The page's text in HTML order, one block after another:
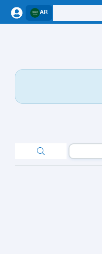
AR